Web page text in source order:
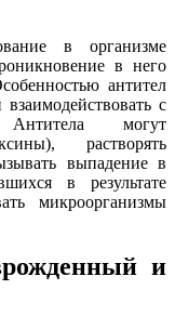
в организме
в него
антител
с
Антитела могут
растворять
выпадение в
в результате
микроорганизмы
и